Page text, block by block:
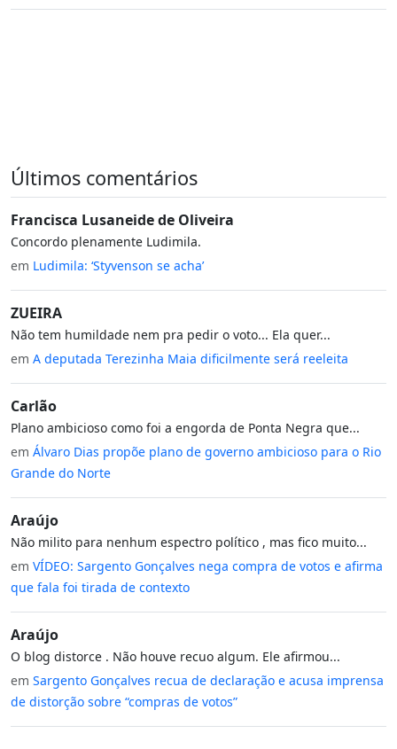
Últimos comentários
Francisca Lusaneide de Oliveira
Concordo plenamente Ludimila.
em Ludimila: ‘Styvenson se acha’
ZUEIRA
Não tem humildade nem pra pedir o voto... Ela quer...
em A deputada Terezinha Maia dificilmente será reeleita
Carlão
Plano ambicioso como foi a engorda de Ponta Negra que...
em Álvaro Dias propõe plano de governo ambicioso para o Rio
Grande do Norte
Araújo
Não milito para nenhum espectro político , mas fico muito...
em VÍDEO: Sargento Gonçalves nega compra de votos e afirma
que fala foi tirada de contexto
Araújo
O blog distorce . Não houve recuo algum. Ele afirmou...
em Sargento Gonçalves recua de declaração e acusa imprensa
de distorção sobre “compras de votos”